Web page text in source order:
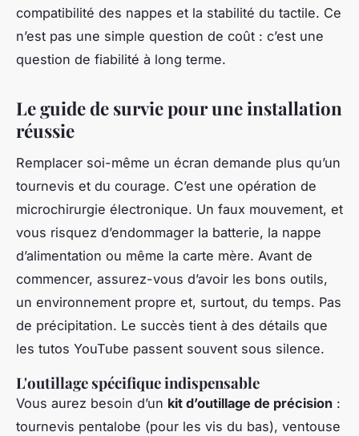
compatibilité des nappes et la stabilité du tactile. Ce
n’est pas une simple question de coût : c’est une
question de fiabilité à long terme.
Le guide de survie pour une installation
réussie
Remplacer soi-même un écran demande plus qu’un
tournevis et du courage. C’est une opération de
microchirurgie électronique. Un faux mouvement, et
vous risquez d’endommager la batterie, la nappe
d’alimentation ou même la carte mère. Avant de
commencer, assurez-vous d’avoir les bons outils,
un environnement propre et, surtout, du temps. Pas
de précipitation. Le succès tient à des détails que
les tutos YouTube passent souvent sous silence.
L'outillage spécifique indispensable
Vous aurez besoin d’un kit d’outillage de précision :
tournevis pentalobe (pour les vis du bas), ventouse